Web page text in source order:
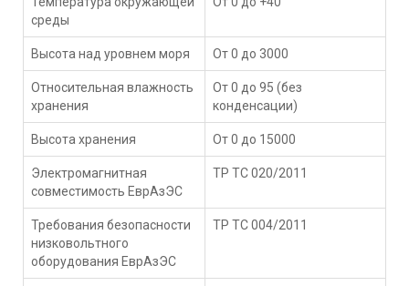
среды
Высота над уровнем моря От 0 до 3000
Относительная влажность
хранения
От 0 до 95 (без
конденсации)
Высота хранения От 0 до 15000
Электромагнитная
совместимость ЕврАзЭС
ТР ТС 020/2011
Требования безопасности
низковольтного
оборудования ЕврАзЭС
ТР ТС 004/2011